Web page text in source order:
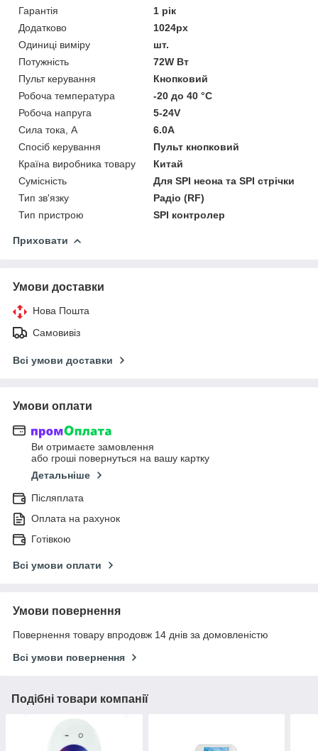
Гарантія
1 рік
Додатково
1024px
Одиниці виміру
шт.
Потужність
72W Вт
Пульт керування
Кнопковий
Робоча температура
-20 до 40 °C
Робоча напруга
5-24V
Сила тока, А
6.0А
Спосіб керування
Пульт кнопковий
Країна виробника товару
Китай
Сумісність
Для SPI неона та SPI стрічки
Тип зв'язку
Радіо (RF)
Тип пристрою
SPI контролер
Приховати
Умови доставки
Нова Пошта
Самовивіз
Всі умови доставки
Умови оплати
Ви отримаєте замовлення
або гроші повернуться на вашу картку
Детальніше
Післяплата
Оплата на рахунок
Готівкою
Всі умови оплати
Умови повернення
Повернення товару впродовж 14 днів за домовленістю
Всі умови повернення
Подібні товари компанії